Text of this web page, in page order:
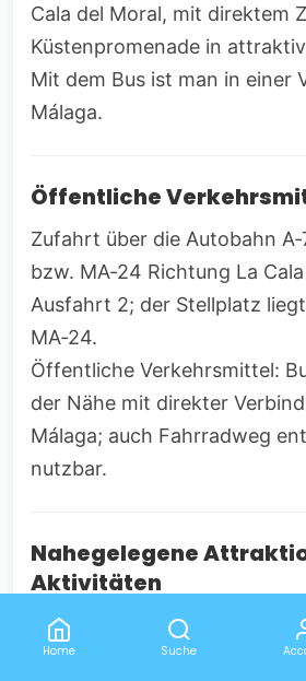
Cala del Moral, mit direktem
Küstenpromenade in
Mit dem Bus ist man in einer
Málaga.
Öffentliche
Zufahrt über die Autobahn
bzw. MA‑24 Richtung La
Ausfahrt 2; der Stellplatz
MA‑24.
Öffentliche Verkehrsmittel:
der Nähe mit direkter
Málaga; auch Fahrradweg
nutzbar.
Nahegelegene
Aktivitäten
Málaga Stadt,, weiße Dörfer
Nerja, Rincón de la Victoria,
Home Suche